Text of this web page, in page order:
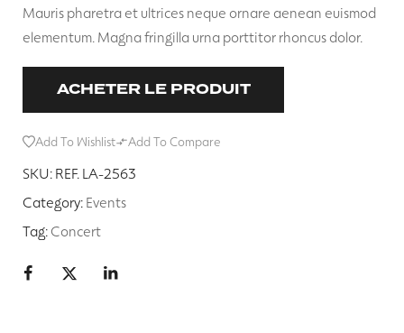
Mauris pharetra et ultrices neque ornare aenean euismod
elementum. Magna fringilla urna porttitor rhoncus dolor.
ACHETER LE PRODUIT
Add To Wishlist Add To Compare
SKU:REF. LA-2563
Category:Events
Tag:Concert